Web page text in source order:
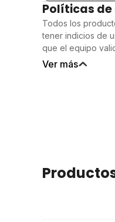
Políticas
Todos los
tener indicios de
que el equipo
compra.
Ver más